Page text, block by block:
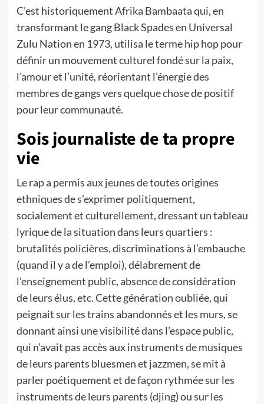
C’est historiquement Afrika Bambaata qui, en
transformant le gang Black Spades en Universal
Zulu Nation en 1973, utilisa le terme hip hop pour
définir un mouvement culturel fondé sur la paix,
l’amour et l’unité, réorientant l’énergie des
membres de gangs vers quelque chose de positif
pour leur communauté.
Sois journaliste de ta propre
vie
Le rap a permis aux jeunes de toutes origines
ethniques de s’exprimer politiquement,
socialement et culturellement, dressant un tableau
lyrique de la situation dans leurs quartiers :
brutalités policières, discriminations à l’embauche
(quand il y a de l’emploi), délabrement de
l’enseignement public, absence de considération
de leurs élus, etc. Cette génération oubliée, qui
peignait sur les trains abandonnés et les murs, se
donnant ainsi une visibilité dans l’espace public,
qui n’avait pas accès aux instruments de musiques
de leurs parents bluesmen et jazzmen, se mit à
parler poétiquement et de façon rythmée sur les
instruments de leurs parents (djing) ou sur les